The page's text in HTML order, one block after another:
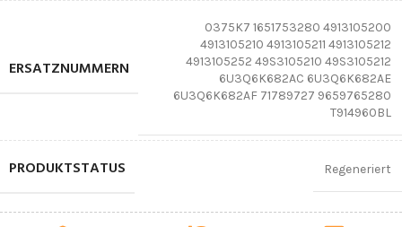
ERSATZNUMMERN
0375K7 1651753280 4913105200
4913105210 4913105211 4913105212
4913105252 49S3105210 49S3105212
6U3Q6K682AC 6U3Q6K682AE
6U3Q6K682AF 71789727 9659765280
T914960BL
PRODUKTSTATUS Regeneriert